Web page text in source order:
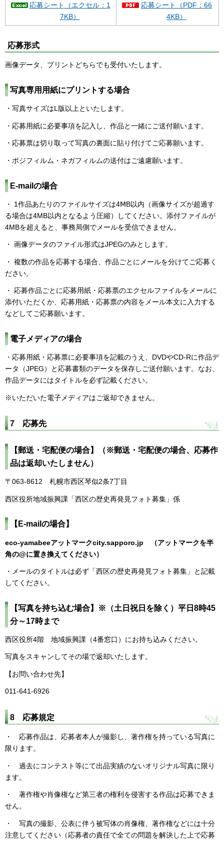
応募シート（エクセル：1
7KB）
応募シート（PDF：66
4KB）
応募形式
画像データ、プリントどちらでも受付いたします。
写真専用用紙にプリントする場合
・写真サイズはL版以上といたします。
・応募用紙に必要事項を記入し、作品と一緒にご送付願います。
・応募票は切り取って写真の裏面に貼り付けてご応募願います。
・ポジフィルム・ネガフィルムの送付はご遠慮願います。
E-mailの場合
・ 1作品あたりのファイルサイズは4ⅯB以内（画像サイズが超過す
る場合は4MB以内となるよう圧縮）してください。添付ファイルが
4MBを超えると、事務局側でメールを受信できません。
・ 画像データのファイル形式はJPEGのみとします。
・ 複数の作品を応募する場合、作品ごとにメールを分けてご応募く
ださい。
・ 応募作品ごとに応募用紙・応募票のエクセルファイルをメールに
添付いただくか、応募用紙・応募票の内容をメール本文に入力する
などしてご応募願います。
電子メディアの場合
・応募用紙・応募票に必要事項を記載のうえ、DVDやCD-Rに作品デ
ータ（JPEG）と応募書類のデータを保存しご送付願います。なお、
作品データにはタイトルを必ず記載ください。
※いただいた電子メディアはご返却できません。
7 応募先
【郵送・宅配便の場合】（※郵送・宅配便の場合、応募作
品は返却いたしません）
〒063-8612 札幌市西区琴似2条7丁目
西区役所地域振興課「西区の歴史再発見フォト募集」係
【E-mailの場合】
eco-yamabeeアットマークcity.sapporo.jp （アットマークを半
角の@に置き換えてください）
・メールのタイトルは必ず「西区の歴史再発見フォト募集」と記載
してください。
【写真を持ち込む場合】※（土日祝日を除く）平日8時45
分～17時まで
西区役所4階 地域振興課（4番窓口）にお持ち込みください。
写真をスキャンしてその場で返却いたします。
【お問い合わせ先】
011-641-6926
8 応募規定
・ 応募作品は、応募者本人が撮影し、著作権を持っている写真に
限ります。
・ 過去にコンテスト等にて出品実績のないオリジナル写真に限り
ます。
・ 著作権や肖像権など第三者の権利を侵害する作品は応募できま
せん。
・ 写真の撮影、公表に伴う被写体の肖像権、著作権などには十分
注意してください（応募者の責任で全ての問題を解決した上で応募